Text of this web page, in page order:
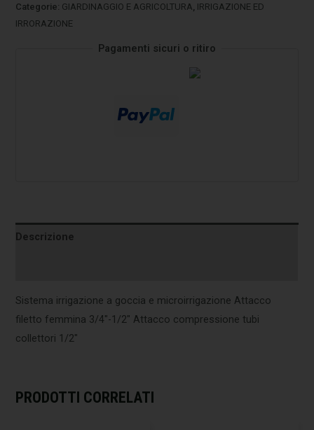
Categorie: GIARDINAGGIO E AGRICOLTURA IRRIGAZIONE ED
IRRORAZIONE
Pagamenti sicuri o ritiro
Descrizione
Sistema irrigazione a goccia e microirrigazione Attacco
filetto femmina 3/4″-1/2″ Attacco compressione tubi
collettori 1/2″
PRODOTTI CORRELATI